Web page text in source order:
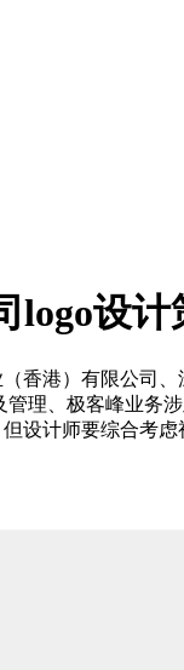
logo设计
香港）有限公司
理、极客峰业
设计师要综合考